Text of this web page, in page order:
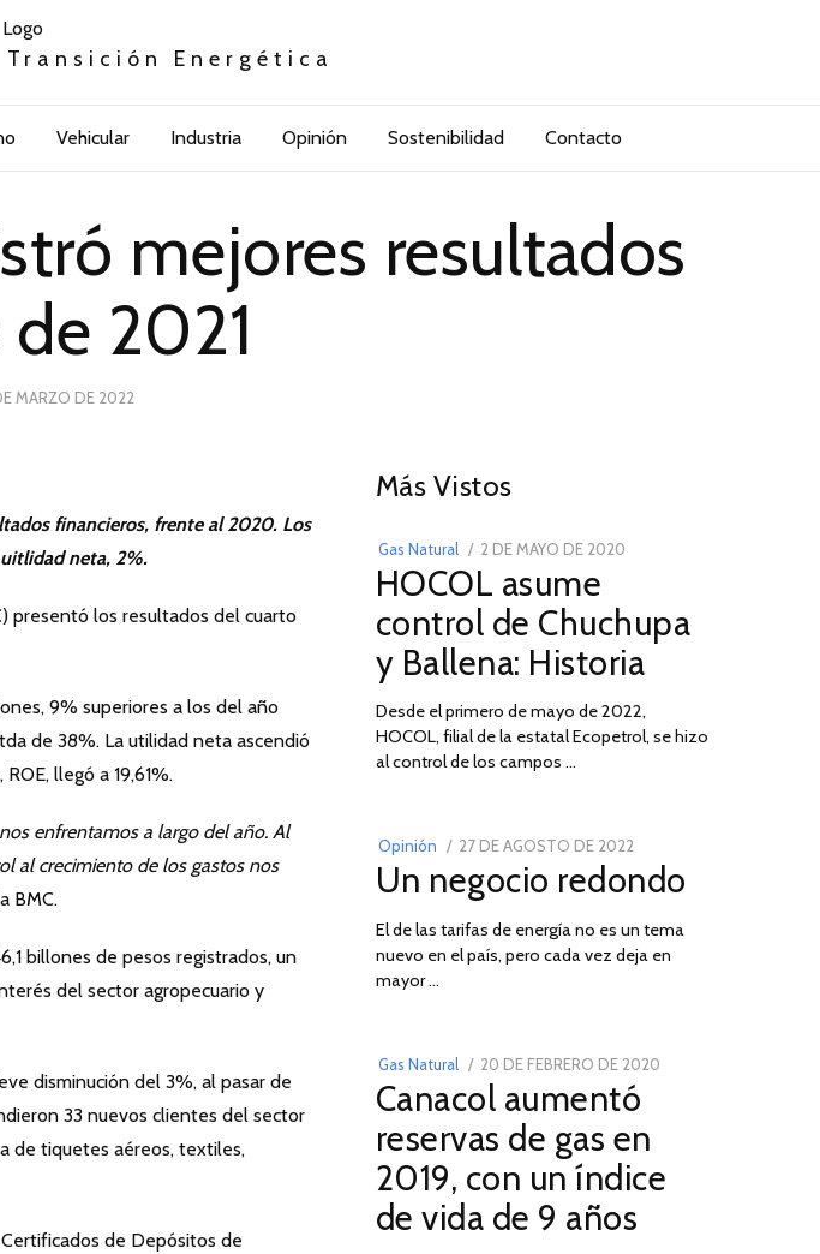
Energética
Vehicular Industria Opinión Sostenibilidad Contacto
mejores resultados
2021
MARZO DE 2022
financieros, frente al 2020. Los
neta, 2%.
presentó los resultados del cuarto
9% superiores a los del año
de 38%. La utilidad neta ascendió
llegó a 19,61%.
enfrentamos a largo del año. Al
al crecimiento de los gastos nos
BMC.
billones de pesos registrados, un
del sector agropecuario y
disminución del 3%, al pasar de
33 nuevos clientes del sector
de tiquetes aéreos, textiles,
de Depósitos de
Más Vistos
Gas Natural
POSTED
ON
2 DE MAYO DE 2020
DE
2026
HOCOL asume
control de Chuchupa
y Ballena: Historia
Desde el primero de mayo de 2022,
HOCOL, filial de la estatal Ecopetrol, se hizo
al control de los campos …
Opinión
POSTED
ON
27 DE AGOSTO DE 202230
DE
DE
2022
Un negocio redondo
El de las tarifas de energía no es un tema
nuevo en el país, pero cada vez deja en
mayor …
03
Gas Natural
POSTED
ON
20 DE FEBRERO DE 2020
2025
Canacol aumentó
reservas de gas en
2019, con un índice
de vida de 9 años